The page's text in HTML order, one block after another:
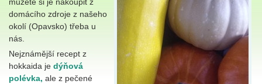
domácího zdroje z našeho
okolí (Opavsko) třeba u
nás.
Nejznámější recept z
hokkaida je dýňová
polévka, ale z pečené